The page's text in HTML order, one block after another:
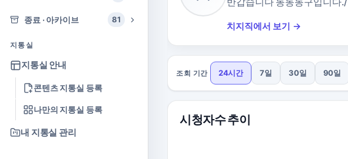
종료 · 아카이브 81
지통실
지통실 안내
콘텐츠 지통실 등록
나만의 지통실 등록
내 지통실 관리
치지직에서 보기 →
조회 기간 24시간 7일 30일 90일
시청자수 추이